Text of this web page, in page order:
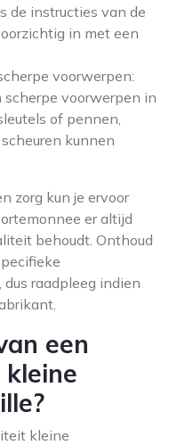
de instructies van de
in met een
voorwerpen:
voorwerpen in
of pennen,
kunnen
zorg kun je ervoor
er altijd
behoudt. Onthoud
raadpleeg indien
een
kleine